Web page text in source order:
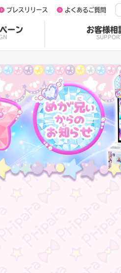
ーン お客様相
プレスリリース よくあるご質問